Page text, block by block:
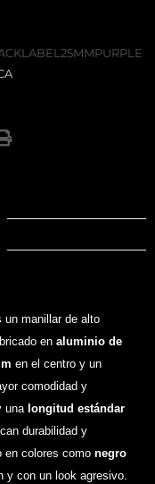
un manillar de alto
en aluminio de
en el centro y un
comodidad y
una longitud estándar
durabilidad y
en colores como negro
y con un look agresivo.